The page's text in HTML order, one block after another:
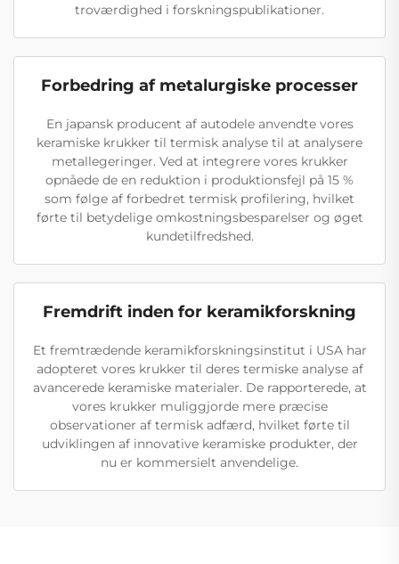
troværdighed i forskningspublikationer.
Forbedring af metalurgiske processer
En japansk producent af autodele anvendte vores
keramiske krukker til termisk analyse til at analysere
metallegeringer. Ved at integrere vores krukker
opnåede de en reduktion i produktionsfejl på 15 %
som følge af forbedret termisk profilering, hvilket
førte til betydelige omkostningsbesparelser og øget
kundetilfredshed.
Fremdrift inden for keramikforskning
Et fremtrædende keramikforskningsinstitut i USA har
adopteret vores krukker til deres termiske analyse af
avancerede keramiske materialer. De rapporterede, at
vores krukker muliggjorde mere præcise
observationer af termisk adfærd, hvilket førte til
udviklingen af innovative keramiske produkter, der
nu er kommersielt anvendelige.